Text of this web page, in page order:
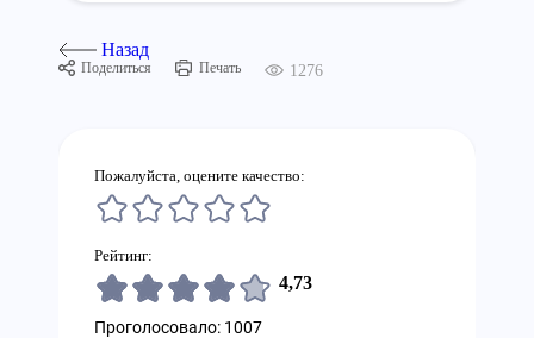
Назад
Поделиться Печать 1276
Пожалуйста, оцените качество:
Рейтинг:
4,73
Проголосовало: 1007